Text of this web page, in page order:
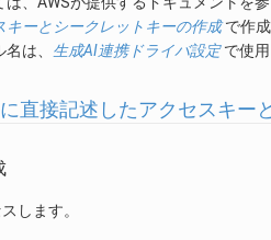
キーとシークレットキーの作成で作
は、 生成AI連携ドライバ設定で使
直接記述したアクセスキ
します。